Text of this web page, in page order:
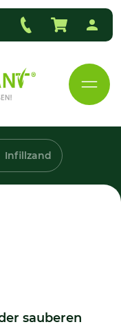
Infillzand
sauberen